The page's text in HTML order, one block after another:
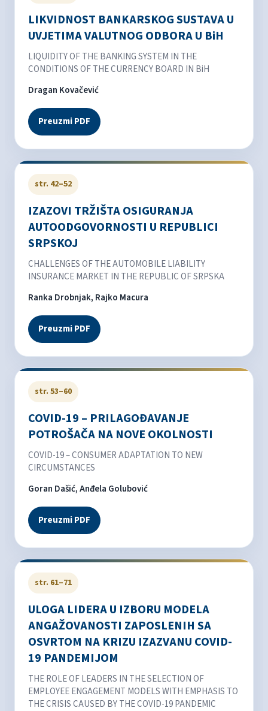
LIKVIDNOST BANKARSKOG SUSTAVA U
UVJETIMA VALUTNOG ODBORA U BiH
LIQUIDITY OF THE BANKING SYSTEM IN THE
CONDITIONS OF THE CURRENCY BOARD IN BiH
Dragan Kovačević
Preuzmi PDF
str. 42–52
IZAZOVI TRŽIŠTA OSIGURANJA
AUTOODGOVORNOSTI U REPUBLICI
SRPSKOJ
CHALLENGES OF THE AUTOMOBILE LIABILITY
INSURANCE MARKET IN THE REPUBLIC OF SRPSKA
Ranka Drobnjak, Rajko Macura
Preuzmi PDF
str. 53–60
COVID-19 – PRILAGOĐAVANJE
POTROŠAČA NA NOVE OKOLNOSTI
COVID-19 – CONSUMER ADAPTATION TO NEW
CIRCUMSTANCES
Goran Dašić, Anđela Golubović
Preuzmi PDF
str. 61–71
ULOGA LIDERA U IZBORU MODELA
ANGAŽOVANOSTI ZAPOSLENIH SA
OSVRTOM NA KRIZU IZAZVANU COVID-
19 PANDEMIJOM
THE ROLE OF LEADERS IN THE SELECTION OF
EMPLOYEE ENGAGEMENT MODELS WITH EMPHASIS TO
THE CRISIS CAUSED BY THE COVID-19 PANDEMIC